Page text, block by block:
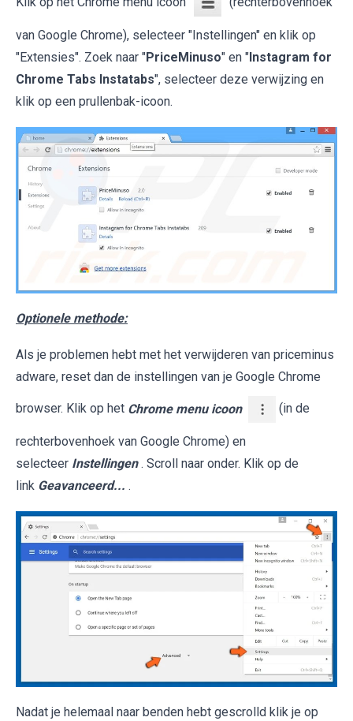
van Google Chrome), selecteer "Instellingen" en klik op
"Extensies". Zoek naar "PriceMinuso" en "Instagram for
Chrome Tabs Instatabs", selecteer deze verwijzing en
klik op een prullenbak-icoon.
Optionele methode:
Als je problemen hebt met het verwijderen van priceminus
adware, reset dan de instellingen van je Google Chrome
browser. Klik op het Chrome menu icoon (in de
rechterbovenhoek van Google Chrome) en
selecteer Instellingen . Scroll naar onder. Klik op de
link Geavanceerd... .
Nadat je helemaal naar benden hebt gescrolld klik je op